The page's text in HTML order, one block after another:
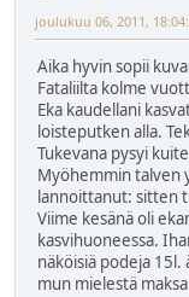
joulukuu 06, 2011,
Aika hyvin sopii
Fataliilta kolme
Eka kaudellani
loisteputken alla.
Tukevana pysyi
Myöhemmin talven
lannoittanut: sitten
Viime kesänä oli
kasvihuoneessa.
näköisiä podeja 15l.
mun mielestä